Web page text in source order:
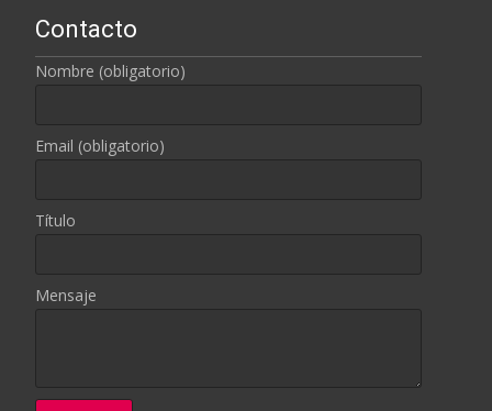
Contacto
Nombre (obligatorio)
Email (obligatorio)
Título
Mensaje